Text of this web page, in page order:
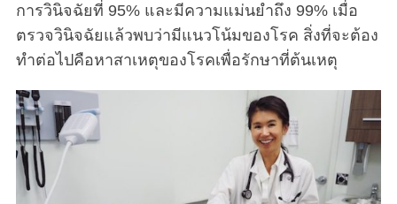
การวินิจฉัยที่ 95% และมีความแม่นยำถึง 99% เมื่อ
ตรวจวินิจฉัยแล้วพบว่ามีแนวโน้มของโรค สิ่งที่จะต้อง
ทำต่อไปคือหาสาเหตุของโรคเพื่อรักษาที่ต้นเหตุ